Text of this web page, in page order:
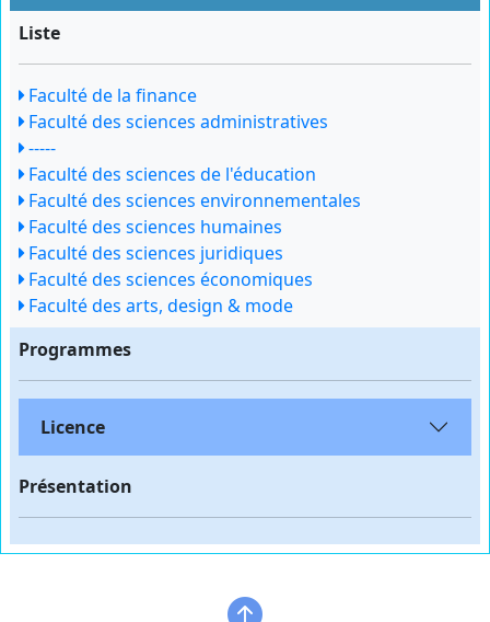
Liste
Faculté de la finance
Faculté des sciences administratives
-----
Faculté des sciences de l'éducation
Faculté des sciences environnementales
Faculté des sciences humaines
Faculté des sciences juridiques
Faculté des sciences économiques
Faculté des arts, design & mode
Programmes
Licence
Présentation